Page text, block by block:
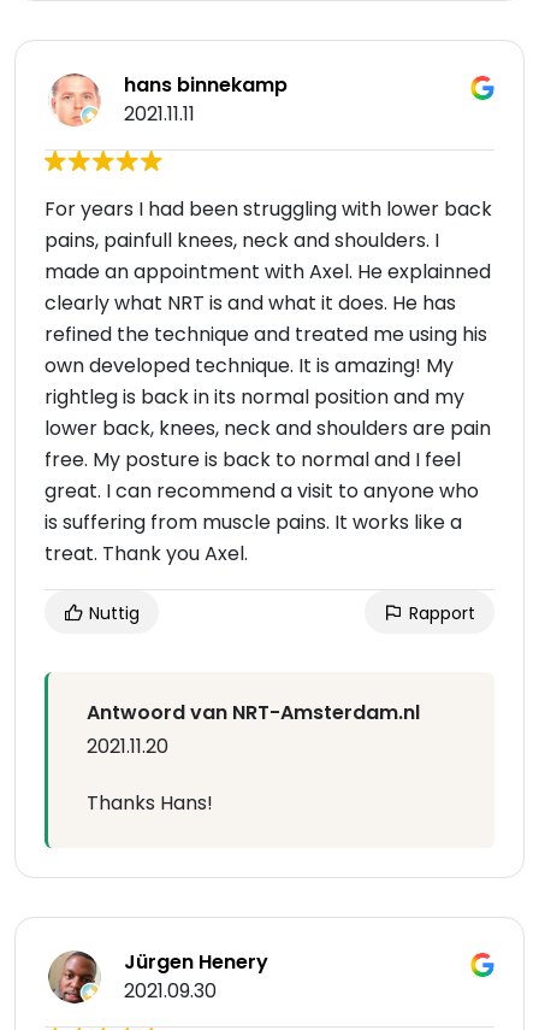
hans binnekamp
2021.11.11
For years I had been struggling with lower back
pains, painfull knees, neck and shoulders. I
made an appointment with Axel. He explainned
clearly what NRT is and what it does. He has
refined the technique and treated me using his
own developed technique. It is amazing! My
rightleg is back in its normal position and my
lower back, knees, neck and shoulders are pain
free. My posture is back to normal and I feel
great. I can recommend a visit to anyone who
is suffering from muscle pains. It works like a
treat. Thank you Axel.
Nuttig Rapport
Antwoord van NRT-Amsterdam.nl
2021.11.20
Thanks Hans!
Jürgen Henery
2021.09.30